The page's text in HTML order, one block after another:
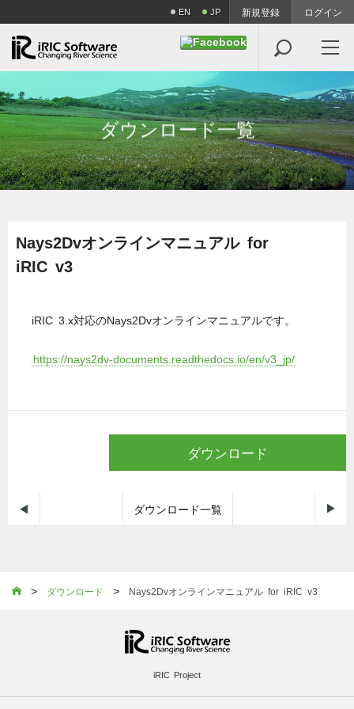
EN JP 新規登録 ログイン

ダウンロード一覧
Nays2Dvオンラインマニュアル for
iRIC v3
iRIC 3.x対応のNays2Dvオンラインマニュアルです。
https://nays2dv-documents.readthedocs.io/en/v3_jp/
ダウンロード
 ダウンロード一覧 
 > ダウンロード > Nays2Dvオンラインマニュアル for iRIC v3
iRIC Project